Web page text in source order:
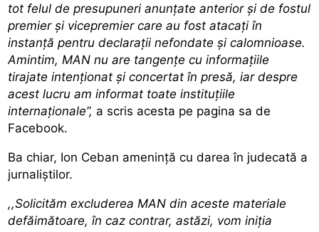
tot felul de presupuneri anunțate anterior și de fostul
premier și vicepremier care au fost atacați în
instanță pentru declarații nefondate și calomnioase.
Amintim, MAN nu are tangențe cu informațiile
tirajate intenționat și concertat în presă, iar despre
acest lucru am informat toate instituțiile
internaționale”, a scris acesta pe pagina sa de
Facebook.
Ba chiar, Ion Ceban amenință cu darea în judecată a
jurnaliștilor.
,,Solicităm excluderea MAN din aceste materiale
defăimătoare, în caz contrar, astăzi, vom iniția